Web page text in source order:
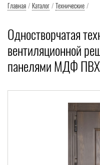
Главная / Каталог / Технические /
Одностворчатая
вентиляционной
панелями МДФ ПВХ